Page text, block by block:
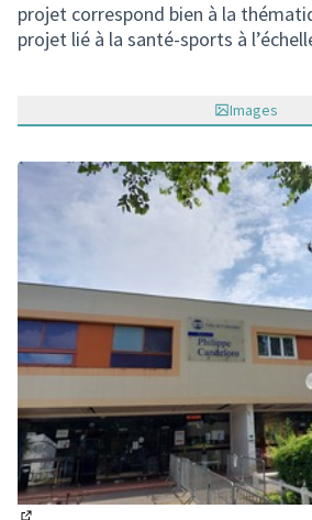
projet correspond bien à la
projet lié à la santé-sports à
Images